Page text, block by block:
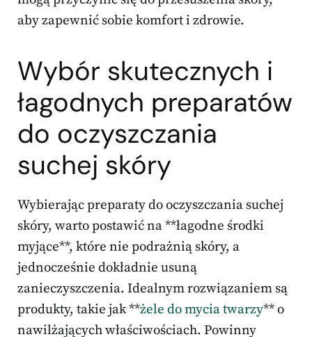
aby zapewnić sobie komfort i zdrowie.
Wybór skutecznych i
łagodnych preparatów
do oczyszczania
suchej skóry
Wybierając preparaty do oczyszczania suchej
skóry, warto postawić na **łagodne środki
myjące**, które nie podrażnią skóry, a
jednocześnie dokładnie usuną
zanieczyszczenia. Idealnym rozwiązaniem są
produkty, takie jak **żele do mycia twarzy** o
nawilżających właściwościach. Powinny